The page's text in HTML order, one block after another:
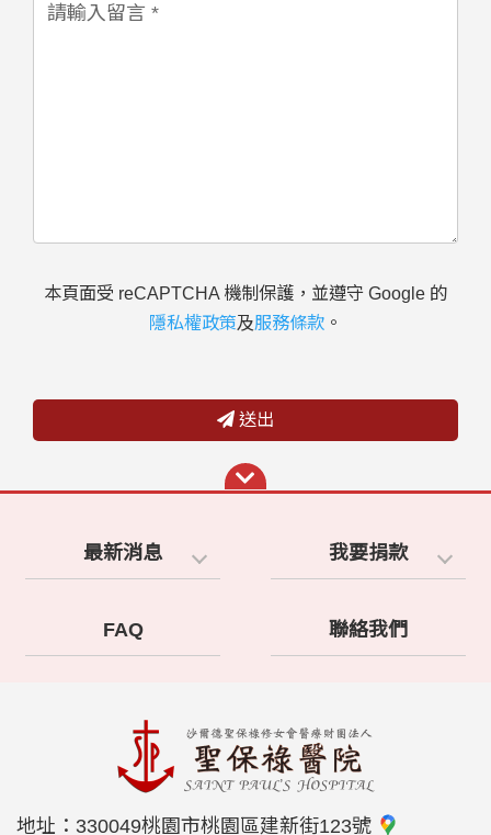
本頁面受 reCAPTCHA 機制保護，並遵守 Google 的
隱私權政策及服務條款 。
送出
最新消息 我要捐款
FAQ 聯絡我們
地址： 330049桃園市桃園區建新街123號